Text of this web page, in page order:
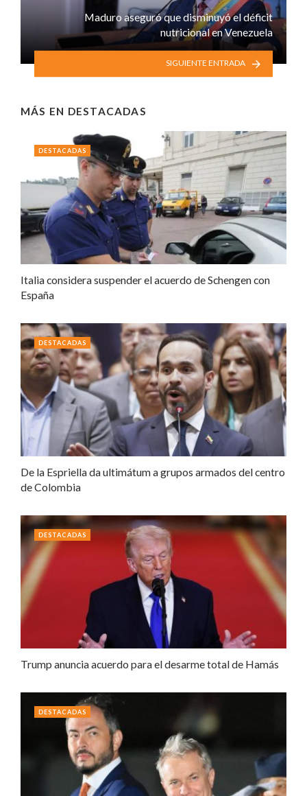
Maduro aseguró que disminuyó el déficit
nutricional en Venezuela
SIGUIENTE ENTRADA
MÁS EN DESTACADAS
Italia considera suspender el acuerdo de Schengen con
España
DESTACADAS
De la Espriella da ultimátum a grupos armados del centro
de Colombia
DESTACADAS
Trump anuncia acuerdo para el desarme total de Hamás
DESTACADAS
DESTACADAS